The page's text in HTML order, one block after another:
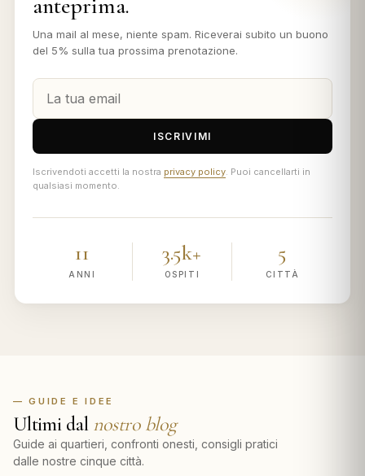
anteprima.
Una mail al mese, niente spam. Riceverai subito un buono
del 5% sulla tua prossima prenotazione.
ISCRIVIMI
Iscrivendoti accetti la nostra privacy policy. Puoi cancellarti in
qualsiasi momento.
11
ANNI
3.5k+
OSPITI
5
CITTÀ
— GUIDE E IDEE
Ultimi dal nostro blog
Guide ai quartieri, confronti onesti, consigli pratici
dalle nostre cinque città.